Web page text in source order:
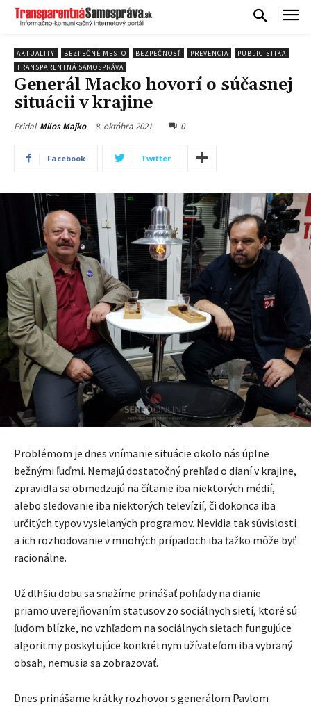
AKTUALITY BEZPEČNÉ MESTO BEZPEČNOSŤ PREVENCIA
PUBLICISTIKA
TRANSPARENTNÁ SAMOSPRÁVA
Generál Macko hovorí o súčasnej
situácii v krajine
Pridal Milos Majko 8. októbra 2021 0
Facebook Twitter
Problémom je dnes vnímanie situácie okolo nás úplne
bežnými ľuďmi. Nemajú dostatočný prehľad o dianí v krajine,
zpravidla sa obmedzujú na čítanie iba niektorých médií,
alebo sledovanie iba niektorých televízií, či dokonca iba
určitých typov vysielaných programov. Nevidia tak súvislosti
a ich rozhodovanie v mnohých prípadoch iba ťažko môže byť
racionálne.
Už dlhšiu dobu sa snažíme prinášať pohľady na dianie
priamo uverejňovaním statusov zo sociálnych sietí, ktoré sú
ľuďom blízke, no vzhľadom na sociálnych sieťach fungujúce
algoritmy poskytujúce konkrétnym užívateľom iba vybraný
obsah, nemusia sa zobrazovať.
Dnes prinášame krátky rozhovor s generálom Pavlom